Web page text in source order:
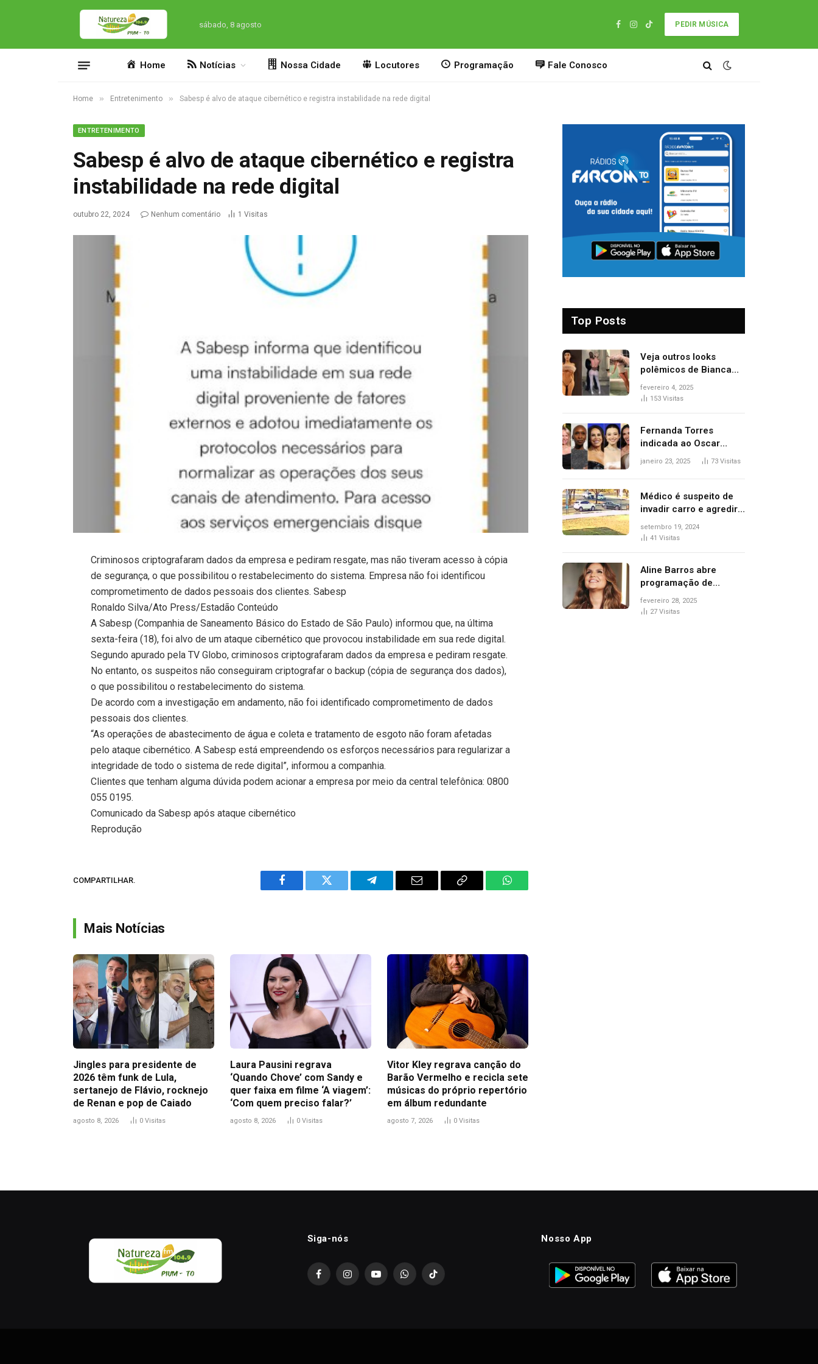
sábado, 8 agosto
Facebook
Instagram
TikTok
PEDIR MÚSICA
Home Notícias Nossa Cidade Locutores Programação Fale Conosco
Home » Entretenimento » Sabesp é alvo de ataque cibernético e registra instabilidade na rede digital
ENTRETENIMENTO
Sabesp é alvo de ataque cibernético e registra
instabilidade na rede digital
outubro 22, 2024 Nenhum comentário 1 Visitas
Criminosos criptografaram dados da empresa e pediram resgate, mas não tiveram acesso à cópia
de segurança, o que possibilitou o restabelecimento do sistema. Empresa não foi identificou
comprometimento de dados pessoais dos clientes. Sabesp
Ronaldo Silva/Ato Press/Estadão Conteúdo
A Sabesp (Companhia de Saneamento Básico do Estado de São Paulo) informou que, na última
sexta-feira (18), foi alvo de um ataque cibernético que provocou instabilidade em sua rede digital.
Segundo apurado pela TV Globo, criminosos criptografaram dados da empresa e pediram resgate.
No entanto, os suspeitos não conseguiram criptografar o backup (cópia de segurança dos dados),
o que possibilitou o restabelecimento do sistema.
De acordo com a investigação em andamento, não foi identificado comprometimento de dados
pessoais dos clientes.
“As operações de abastecimento de água e coleta e tratamento de esgoto não foram afetadas
pelo ataque cibernético. A Sabesp está empreendendo os esforços necessários para regularizar a
integridade de todo o sistema de rede digital”, informou a companhia.
Clientes que tenham alguma dúvida podem acionar a empresa por meio da central telefônica: 0800
055 0195.
Comunicado da Sabesp após ataque cibernético
Reprodução
COMPARTILHAR.
Facebook Twitter Telegram Email
Copy
WhatsApp
Mais Notícias
Jingles para presidente de
2026 têm funk de Lula,
sertanejo de Flávio, rocknejo
de Renan e pop de Caiado
agosto 8, 2026 0 Visitas
Laura Pausini regrava
‘Quando Chove’ com Sandy e
quer faixa em filme ‘A viagem’:
‘Com quem preciso falar?’
agosto 8, 2026 0 Visitas
Vitor Kley regrava canção do
Barão Vermelho e recicla sete
músicas do próprio repertório
em álbum redundante
agosto 7, 2026 0 Visitas
Top Posts
Veja outros looks
polêmicos de Bianca
Censori, esposa de
Kanye West que
fevereiro 4, 2025
153 Visitas
Fernanda Torres
indicada ao Oscar
2025: veja as
janeiro 23, 2025 73 Visitas
Médico é suspeito de
invadir carro e agredir
delegado aposentado
durante confusão no
setembro 19, 2024
41 Visitas
Aline Barros abre
programação de
Carnaval na Praça dos
Girassóis nesta sexta-
fevereiro 28, 2025
27 Visitas
Siga-nós
FacebookInstagramYouTubeWhatsAppTikTok
Nosso App